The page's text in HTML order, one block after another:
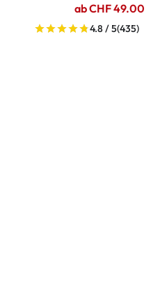
ab CHF 49.00
4.8 / 5(435)